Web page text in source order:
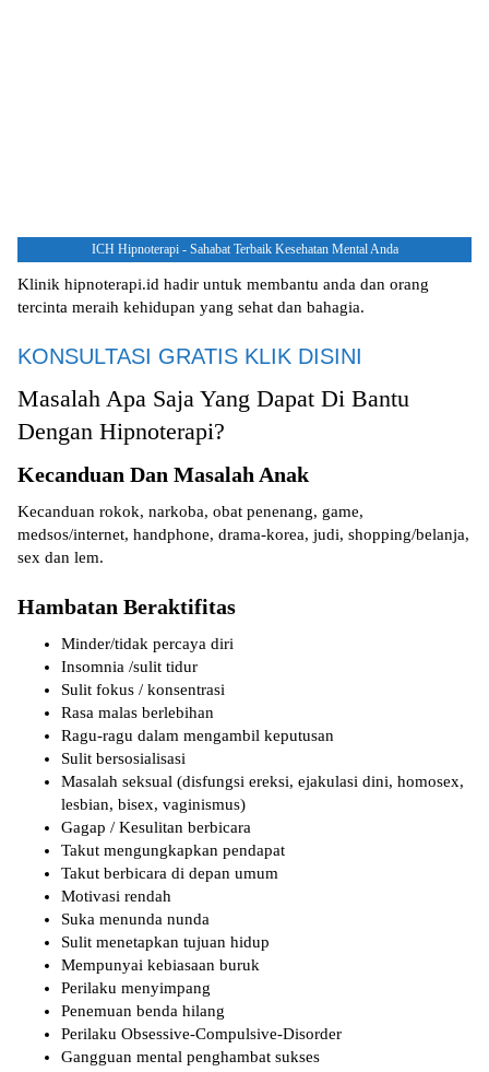
ICH Hipnoterapi - Sahabat Terbaik Kesehatan Mental Anda
Klinik hipnoterapi.id hadir untuk membantu anda dan orang
tercinta meraih kehidupan yang sehat dan bahagia.
KONSULTASI GRATIS KLIK DISINI
Masalah Apa Saja Yang Dapat Di Bantu
Dengan Hipnoterapi?
Kecanduan Dan Masalah Anak
Kecanduan rokok, narkoba, obat penenang, game,
medsos/internet, handphone, drama-korea, judi, shopping/belanja,
sex dan lem.
Hambatan Beraktifitas
Minder/tidak percaya diri
Insomnia /sulit tidur
Sulit fokus / konsentrasi
Rasa malas berlebihan
Ragu-ragu dalam mengambil keputusan
Sulit bersosialisasi
Masalah seksual (disfungsi ereksi, ejakulasi dini, homosex,
lesbian, bisex, vaginismus)
Gagap / Kesulitan berbicara
Takut mengungkapkan pendapat
Takut berbicara di depan umum
Motivasi rendah
Suka menunda nunda
Sulit menetapkan tujuan hidup
Mempunyai kebiasaan buruk
Perilaku menyimpang
Penemuan benda hilang
Perilaku Obsessive-Compulsive-Disorder
Gangguan mental penghambat sukses